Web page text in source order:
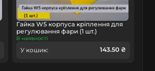
Гайка W5 корпуса кріплення для
регулювання фари (1 шт.)
В наявності
У кошик: 143.50 ₴